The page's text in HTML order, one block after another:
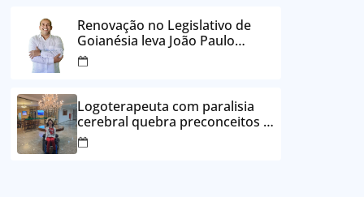
Renovação no Legislativo de
Goianésia leva João Paulo
Batista à Câmara Municipal
Logoterapeuta com paralisia
cerebral quebra preconceitos e
ajuda pacientes a reencontrar
propósito em Goianésia